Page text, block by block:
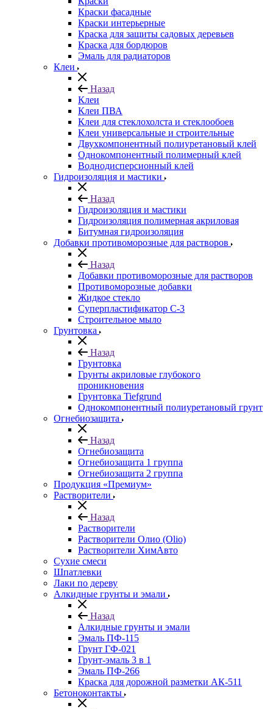
Краски фасадные
Краски интерьерные
Краска для защиты садовых деревьев
⁠Краска для бордюров
Эмаль для радиаторов
Клеи
Назад
Клеи
Клеи ПВА
Клеи для стеклохолста и стеклообоев
Клеи универсальные и строительные
Двухкомпонентный полиуретановый клей
Однокомпонентный полимерный клей
Воднодисперсионный клей
Гидроизоляция и мастики
Назад
Гидроизоляция и мастики
Гидроизоляция полимерная акриловая
Битумная гидроизоляция
Добавки противоморозные для растворов
Назад
Добавки противоморозные для растворов
Противоморозные добавки
Жидкое стекло
Суперпластификатор С-3
Строительное мыло
Грунтовка
Назад
Грунтовка
Грунты акриловые глубокого
проникновения
Грунтовка Tiefgrund
Однокомпонентный полиуретановый грунт
Огнебиозащита
Назад
Огнебиозащита
Огнебиозащита 1 группа
Огнебиозащита 2 группа
Продукция «Премиум»
Растворители
Назад
Растворители
Растворители Олио (Olio)
Растворители ХимАвто
Сухие смеси
Шпатлевки
Лаки по дереву
Алкидные грунты и эмали
Назад
Алкидные грунты и эмали
Эмаль ПФ-115
Грунт ГФ-021
Грунт-эмаль 3 в 1
Эмаль ПФ-266
Краска для дорожной разметки АК-511
Бетоноконтакты